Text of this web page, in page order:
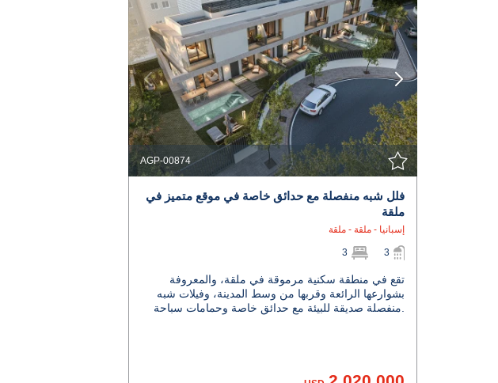
AGP-00874
فلل شبه منفصلة مع حدائق خاصة في موقع متميز في
ملقة
إسبانيا - ملقة - ملقة
3 3
تقع في منطقة سكنية مرموقة في ملقة، والمعروفة
بشوارعها الرائعة وقربها من وسط المدينة، وفيلات شبه
منفصلة صديقة للبيئة مع حدائق خاصة وحمامات سباحة.